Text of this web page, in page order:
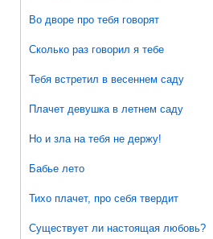
Во дворе про тебя говорят
Сколько раз говорил я тебе
Тебя встретил в весеннем саду
Плачет девушка в летнем саду
Но и зла на тебя не держу!
Бабье лето
Тихо плачет, про себя твердит
Существует ли настоящая любовь?